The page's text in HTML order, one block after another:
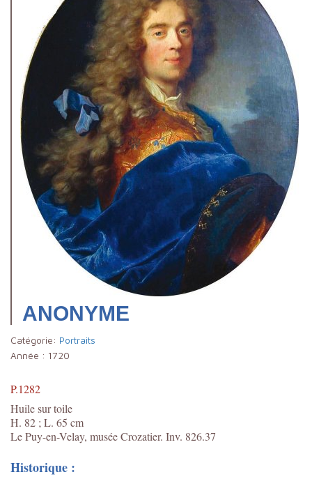
ANONYME
Catégorie: Portraits
Année : 1720
P.1282
Huile sur toile
H. 82 ; L. 65 cm
Le Puy-en-Velay, musée Crozatier. Inv. 826.37
Historique :